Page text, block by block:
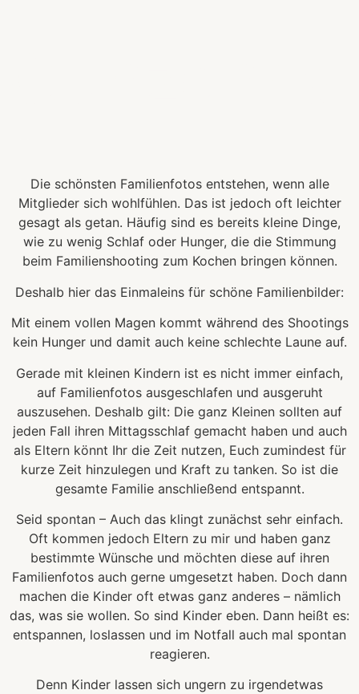
Die schönsten Familienfotos entstehen, wenn alle
Mitglieder sich wohlfühlen. Das ist jedoch oft leichter
gesagt als getan. Häufig sind es bereits kleine Dinge,
wie zu wenig Schlaf oder Hunger, die die Stimmung
beim Familienshooting zum Kochen bringen können.
Deshalb hier das Einmaleins für schöne Familienbilder:
Mit einem vollen Magen kommt während des Shootings
kein Hunger und damit auch keine schlechte Laune auf.
Gerade mit kleinen Kindern ist es nicht immer einfach,
auf Familienfotos ausgeschlafen und ausgeruht
auszusehen. Deshalb gilt: Die ganz Kleinen sollten auf
jeden Fall ihren Mittagsschlaf gemacht haben und auch
als Eltern könnt Ihr die Zeit nutzen, Euch zumindest für
kurze Zeit hinzulegen und Kraft zu tanken. So ist die
gesamte Familie anschließend entspannt.
Seid spontan – Auch das klingt zunächst sehr einfach.
Oft kommen jedoch Eltern zu mir und haben ganz
bestimmte Wünsche und möchten diese auf ihren
Familienfotos auch gerne umgesetzt haben. Doch dann
machen die Kinder oft etwas ganz anderes – nämlich
das, was sie wollen. So sind Kinder eben. Dann heißt es:
entspannen, loslassen und im Notfall auch mal spontan
reagieren.
Denn Kinder lassen sich ungern zu irgendetwas